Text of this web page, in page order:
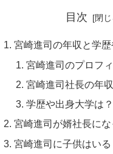
目次
宮崎進司の年収と学
宮崎進司のプロフ
宮崎進司社長の年
学歴や出身大学は？
宮崎進司が婿社長にな
宮崎進司に子供はいる